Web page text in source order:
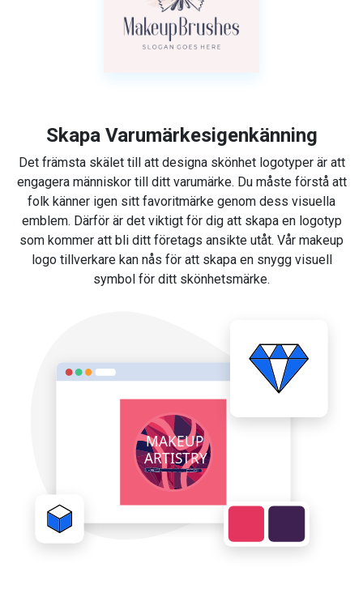
Skapa Varumärkesigenkänning
Det främsta skälet till att designa skönhet logotyper är att
engagera människor till ditt varumärke. Du måste förstå att
folk känner igen sitt favoritmärke genom dess visuella
emblem. Därför är det viktigt för dig att skapa en logotyp
som kommer att bli ditt företags ansikte utåt. Vår makeup
logo tillverkare kan nås för att skapa en snygg visuell
symbol för ditt skönhetsmärke.